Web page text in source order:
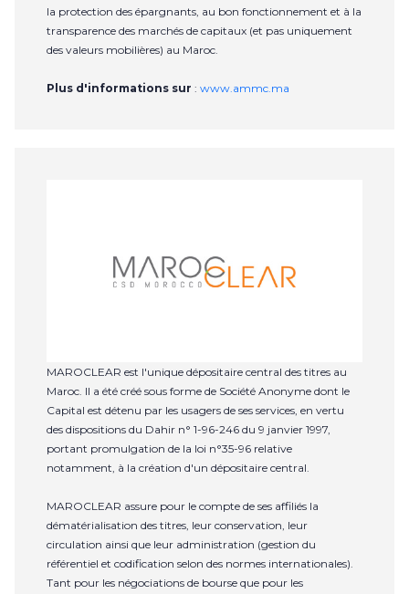
la protection des épargnants, au bon fonctionnement et à la
transparence des marchés de capitaux (et pas uniquement
des valeurs mobilières) au Maroc.
Plus d'informations sur : www.ammc.ma
MAROCLEAR est l'unique dépositaire central des titres au
Maroc. Il a été créé sous forme de Société Anonyme dont le
Capital est détenu par les usagers de ses services, en vertu
des dispositions du Dahir n° 1-96-246 du 9 janvier 1997,
portant promulgation de la loi n°35-96 relative
notamment, à la création d'un dépositaire central.
MAROCLEAR assure pour le compte de ses affiliés la
dématérialisation des titres, leur conservation, leur
circulation ainsi que leur administration (gestion du
référentiel et codification selon des normes internationales).
Tant pour les négociations de bourse que pour les